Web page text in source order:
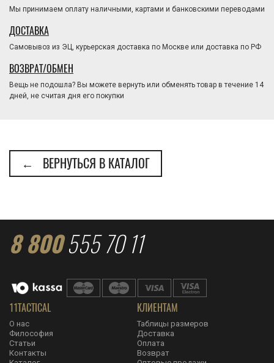
Мы принимаем оплату наличными, картами и банковскими переводами
ДОСТАВКА
Самовывоз из ЭЦ, курьерская доставка по Москве или доставка по РФ
ВОЗВРАТ/ОБМЕН
Вещь не подошла? Вы можете вернуть или обменять товар в течение 14
дней, не считая дня его покупки
← ВЕРНУТЬСЯ В КАТАЛОГ
8 800555 70 11
11TACTICAL
О нас
Философия
Статьи
Контакты
КЛИЕНТАМ
Таблицы размеров
Доставка
Оплата
Возврат